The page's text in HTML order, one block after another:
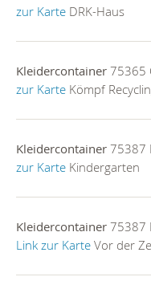
zur Karte DRK-Haus
Kleidercontainer 75365
zur Karte Kömpf
Kleidercontainer 75387
zur Karte Kindergarten
Kleidercontainer 75387
Link zur Karte Vor der